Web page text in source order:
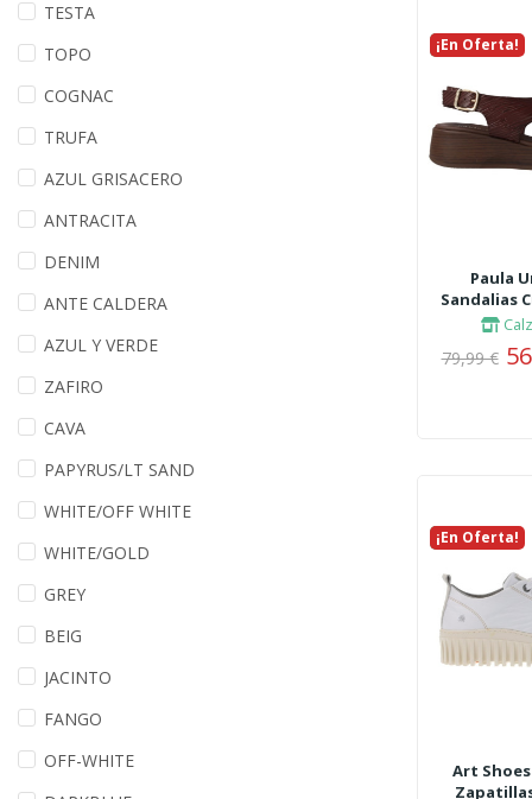
TESTA
TOPO
COGNAC
TRUFA
AZUL GRISACERO
ANTRACITA
DENIM
ANTE CALDERA
AZUL Y VERDE
ZAFIRO
CAVA
PAPYRUS/LT SAND
WHITE/OFF WHITE
WHITE/GOLD
GREY
BEIG
JACINTO
FANGO
OFF-WHITE
¡En Oferta!
Nuevo
Paula
Sandalias
79,99 €
¡En Oferta!
Nuevo
Art